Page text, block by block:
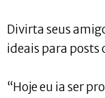
Divirta seus
ideais para posts
“Hoje eu ia ser